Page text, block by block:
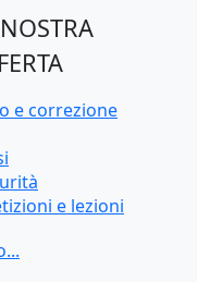
e correzione
e lezioni